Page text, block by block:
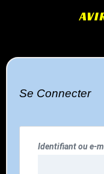
Se Connecter
Identifiant ou e-